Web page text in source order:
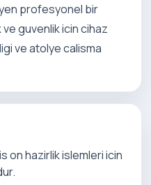
profesyonel bir
guvenlik icin cihaz
ve atolye calisma
on hazirlik islemleri icin